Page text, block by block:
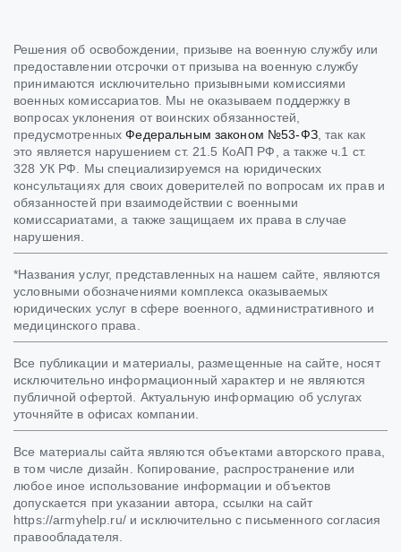
Решения об освобождении, призыве на военную службу или
предоставлении отсрочки от призыва на военную службу
принимаются исключительно призывными комиссиями
военных комиссариатов. Мы не оказываем поддержку в
вопросах уклонения от воинских обязанностей,
предусмотренныхФедеральным законом №53-ФЗ, так как
это является нарушением ст. 21.5 КоАП РФ, а также ч.1 ст.
328 УК РФ. Мы специализируемся на юридических
консультациях для своих доверителей по вопросам их прав и
обязанностей при взаимодействии с военными
комиссариатами, а также защищаем их права в случае
нарушения.
*Названия услуг, представленных на нашем сайте, являются
условными обозначениями комплекса оказываемых
юридических услуг в сфере военного, административного и
медицинского права.
Все публикации и материалы, размещенные на сайте, носят
исключительно информационный характер и не являются
публичной офертой. Актуальную информацию об услугах
уточняйте в офисах компании.
Все материалы сайта являются объектами авторского права,
в том числе дизайн. Копирование, распространение или
любое иное использование информации и объектов
допускается при указании автора, ссылки на сайт
https://armyhelp.ru/ и исключительно с письменного согласия
правообладателя.